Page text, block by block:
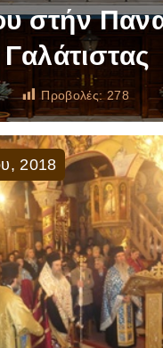
στήν
Γαλάτιστας
Προβολές: 278
, 2018